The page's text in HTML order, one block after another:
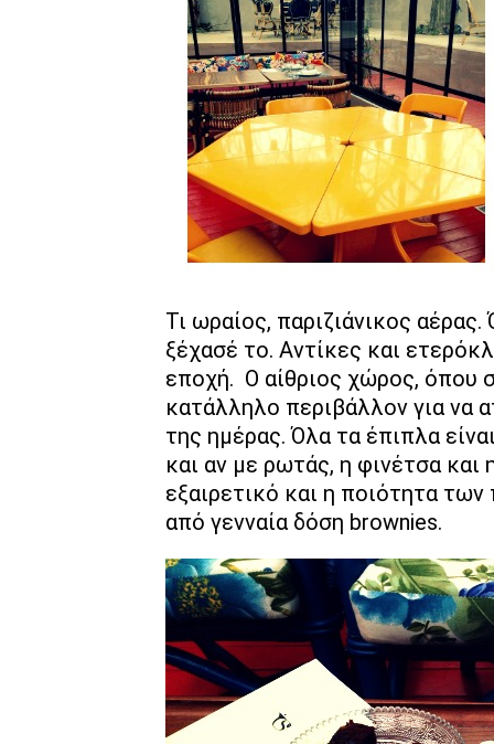
Τι ωραίος, παριζιάνικος αέρας.
ξέχασέ το. Αντίκες και
εποχή. Ο αίθριος χώρος, όπου
κατάλληλο περιβάλλον για να
της ημέρας. Όλα τα έπιπλα
και αν με ρωτάς, η φινέτσα και
εξαιρετικό και η ποιότητα
από γενναία δόση brownies.